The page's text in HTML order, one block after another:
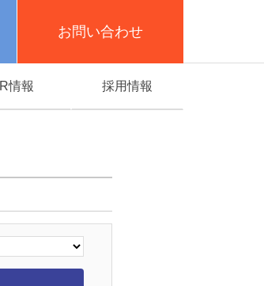
お問い合わせ
IR情報 採用情報